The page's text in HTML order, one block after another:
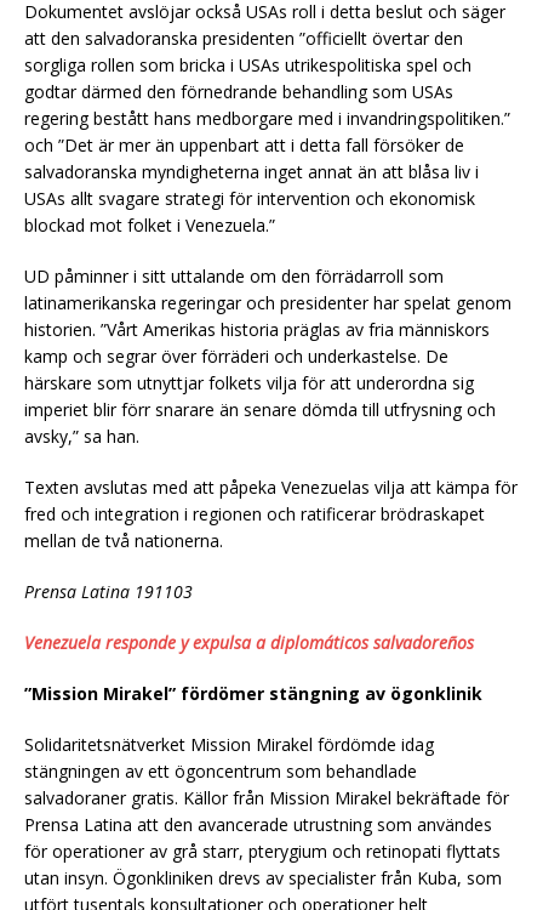
Dokumentet avslöjar också USAs roll i detta beslut och säger
att den salvadoranska presidenten ”officiellt övertar den
sorgliga rollen som bricka i USAs utrikespolitiska spel och
godtar därmed den förnedrande behandling som USAs
regering bestått hans medborgare med i invandringspolitiken.”
och ”Det är mer än uppenbart att i detta fall försöker de
salvadoranska myndigheterna inget annat än att blåsa liv i
USAs allt svagare strategi för intervention och ekonomisk
blockad mot folket i Venezuela.”
UD påminner i sitt uttalande om den förrädarroll som
latinamerikanska regeringar och presidenter har spelat genom
historien. ”Vårt Amerikas historia präglas av fria människors
kamp och segrar över förräderi och underkastelse. De
härskare som utnyttjar folkets vilja för att underordna sig
imperiet blir förr snarare än senare dömda till utfrysning och
avsky,” sa han.
Texten avslutas med att påpeka Venezuelas vilja att kämpa för
fred och integration i regionen och ratificerar brödraskapet
mellan de två nationerna.
Prensa Latina 191103
Venezuela responde y expulsa a diplomáticos salvadoreños
”Mission Mirakel” fördömer stängning av ögonklinik
Solidaritetsnätverket Mission Mirakel fördömde idag
stängningen av ett ögoncentrum som behandlade
salvadoraner gratis. Källor från Mission Mirakel bekräftade för
Prensa Latina att den avancerade utrustning som användes
för operationer av grå starr, pterygium och retinopati flyttats
utan insyn. Ögonkliniken drevs av specialister från Kuba, som
utfört tusentals konsultationer och operationer helt